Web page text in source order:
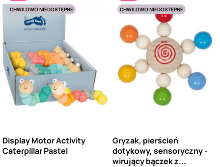
CHWILOWO NIEDOSTĘPNE
Display Motor Activity
Caterpillar Pastel
CHWILOWO NIEDOSTĘPNE
Gryzak, pierścień
dotykowy, sensoryczny -
wirujący bączek z...